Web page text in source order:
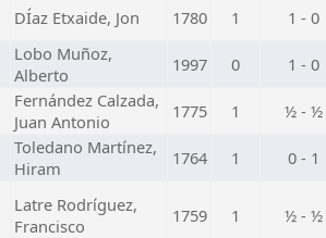
DÍaz Etxaide, Jon 1780 1 1 - 0
Lobo Muñoz,
Alberto
1997 0 1 - 0
Fernández Calzada,
Juan Antonio
1775 1 ½ - ½
Toledano Martínez,
Hiram
1764 1 0 - 1
Latre Rodríguez,
Francisco
1759 1 ½ - ½